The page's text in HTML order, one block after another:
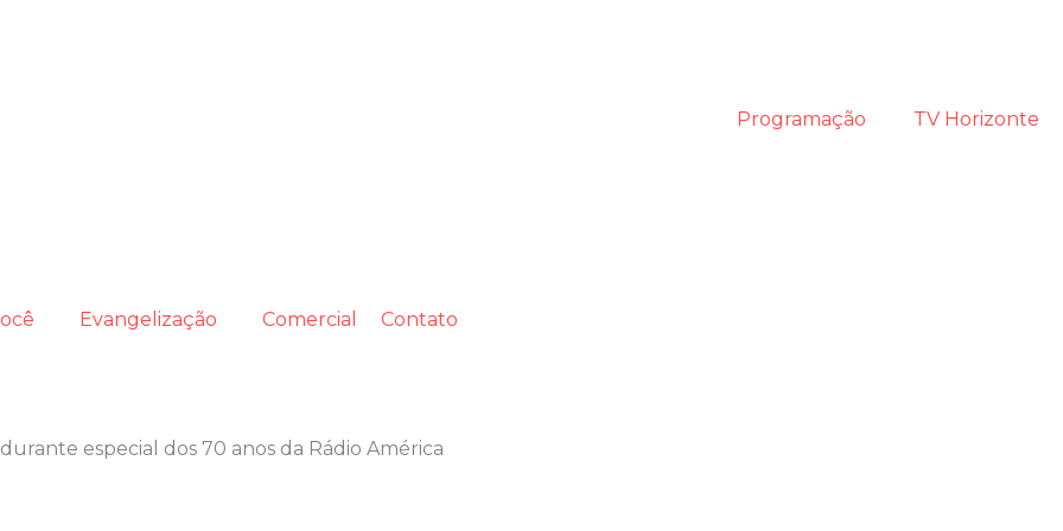
Programação TV Horizonte
Evangelização Comercial Contato
especial dos 70 anos da Rádio América